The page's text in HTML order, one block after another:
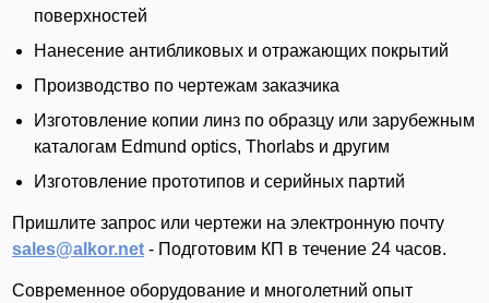
поверхностей
Нанесение антибликовых и отражающих покрытий
Производство по чертежам заказчика
Изготовление копии линз по образцу или зарубежным
каталогам Edmund optics, Thorlabs и другим
Изготовление прототипов и серийных партий
Пришлите запрос или чертежи на электронную почту
sales@alkor.net - Подготовим КП в течение 24 часов.
Современное оборудование и многолетний опыт